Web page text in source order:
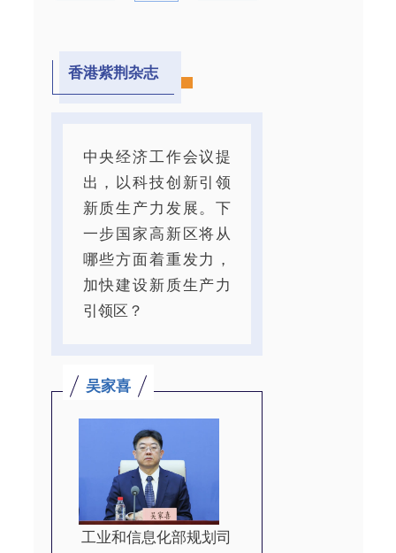
香港紫荆杂志
中央经济工作会议提
出，以科技创新引领
新质生产力发展。下
一步国家高新区将从
哪些方面着重发力，
加快建设新质生产力
引领区？
吴家喜
工业和信息化部规划司